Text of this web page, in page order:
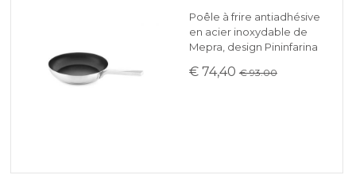
Poêle à frire antiadhésive
en acier inoxydable de
Mepra, design Pininfarina
€ 74,40 € 93.00